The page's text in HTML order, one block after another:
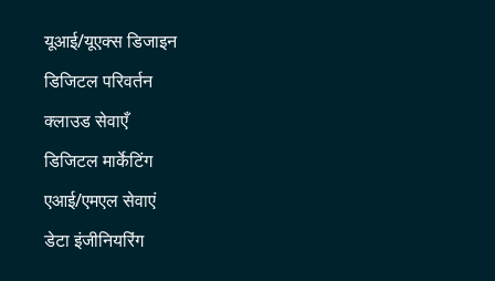
यूआई/यूएक्स डिजाइन
डिजिटल परिवर्तन
क्लाउड सेवाएँ
डिजिटल मार्केटिंग
एआई/एमएल सेवाएं
डेटा इंजीनियरिंग